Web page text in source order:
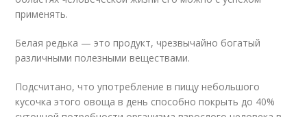
применять.
Белая редька — это продукт, чрезвычайно богатый
различными полезными веществами.
Подсчитано, что употребление в пищу небольшого
кусочка этого овоща в день способно покрыть до 40%